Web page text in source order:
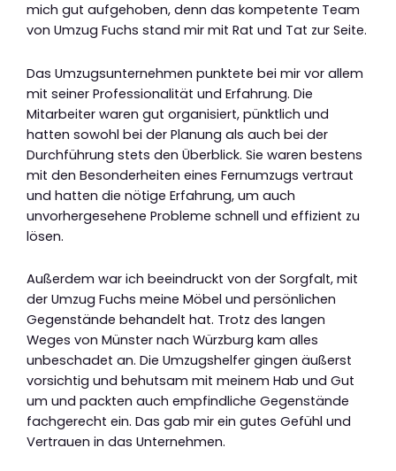
mich gut aufgehoben, denn das kompetente Team
von Umzug Fuchs stand mir mit Rat und Tat zur Seite.
Das Umzugsunternehmen punktete bei mir vor allem
mit seiner Professionalität und Erfahrung. Die
Mitarbeiter waren gut organisiert, pünktlich und
hatten sowohl bei der Planung als auch bei der
Durchführung stets den Überblick. Sie waren bestens
mit den Besonderheiten eines Fernumzugs vertraut
und hatten die nötige Erfahrung, um auch
unvorhergesehene Probleme schnell und effizient zu
lösen.
Außerdem war ich beeindruckt von der Sorgfalt, mit
der Umzug Fuchs meine Möbel und persönlichen
Gegenstände behandelt hat. Trotz des langen
Weges von Münster nach Würzburg kam alles
unbeschadet an. Die Umzugshelfer gingen äußerst
vorsichtig und behutsam mit meinem Hab und Gut
um und packten auch empfindliche Gegenstände
fachgerecht ein. Das gab mir ein gutes Gefühl und
Vertrauen in das Unternehmen.